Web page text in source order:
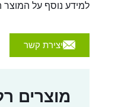
למידע נוסף על המוצר הזה, בירורים
יצירת קשר
מוצרים